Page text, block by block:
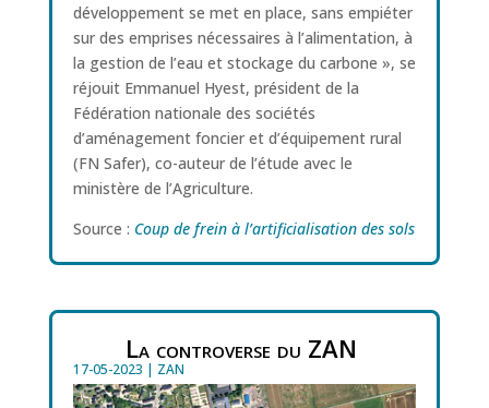
développement se met en place, sans empiéter
sur des emprises nécessaires à l’alimentation, à
la gestion de l’eau et stockage du carbone », se
réjouit Emmanuel Hyest, président de la
Fédération nationale des sociétés
d’aménagement foncier et d’équipement rural
(FN Safer), co-auteur de l’étude avec le
ministère de l’Agriculture.
Source : Coup de frein à l’artificialisation des sols
La controverse du ZAN
17-05-2023 | ZAN